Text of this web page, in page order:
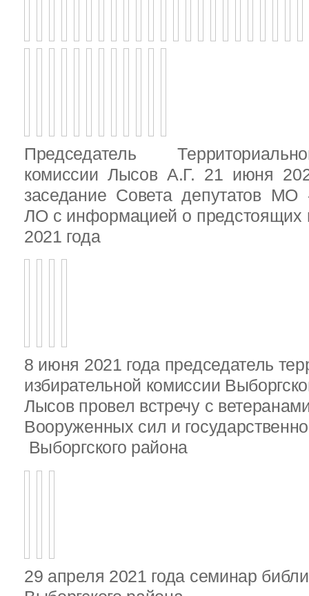
Председатель
комиссии Лысов А.Г. 21 июня
заседание Совета депутатов МО
ЛО с информацией о предстоящих
2021 года
8 июня 2021 года председатель
избирательной комиссии
Лысов провел встречу с
Вооруженных сил и
Выборгского района
29 апреля 2021 года семинар